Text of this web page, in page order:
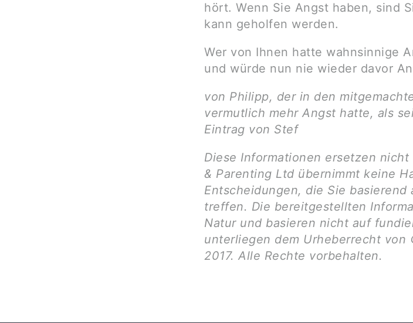
hört. Wenn Sie Angst haben, sind
kann geholfen werden.
Wer von Ihnen hatte wahnsinnige
und würde nun nie wieder davor
von Philipp, der in den
vermutlich mehr Angst hatte, als
Eintrag von Stef
Diese Informationen ersetzen
& Parenting Ltd übernimmt keine
Entscheidungen, die Sie
treffen. Die bereitgestellten
Natur und basieren nicht auf
unterliegen dem Urheberrecht
2017. Alle Rechte vorbehalten.